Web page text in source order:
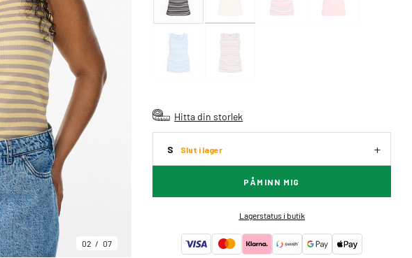
02 07
Hitta din storlek
S Slut i lager
PÅMINN MIG
Lagerstatus i butik